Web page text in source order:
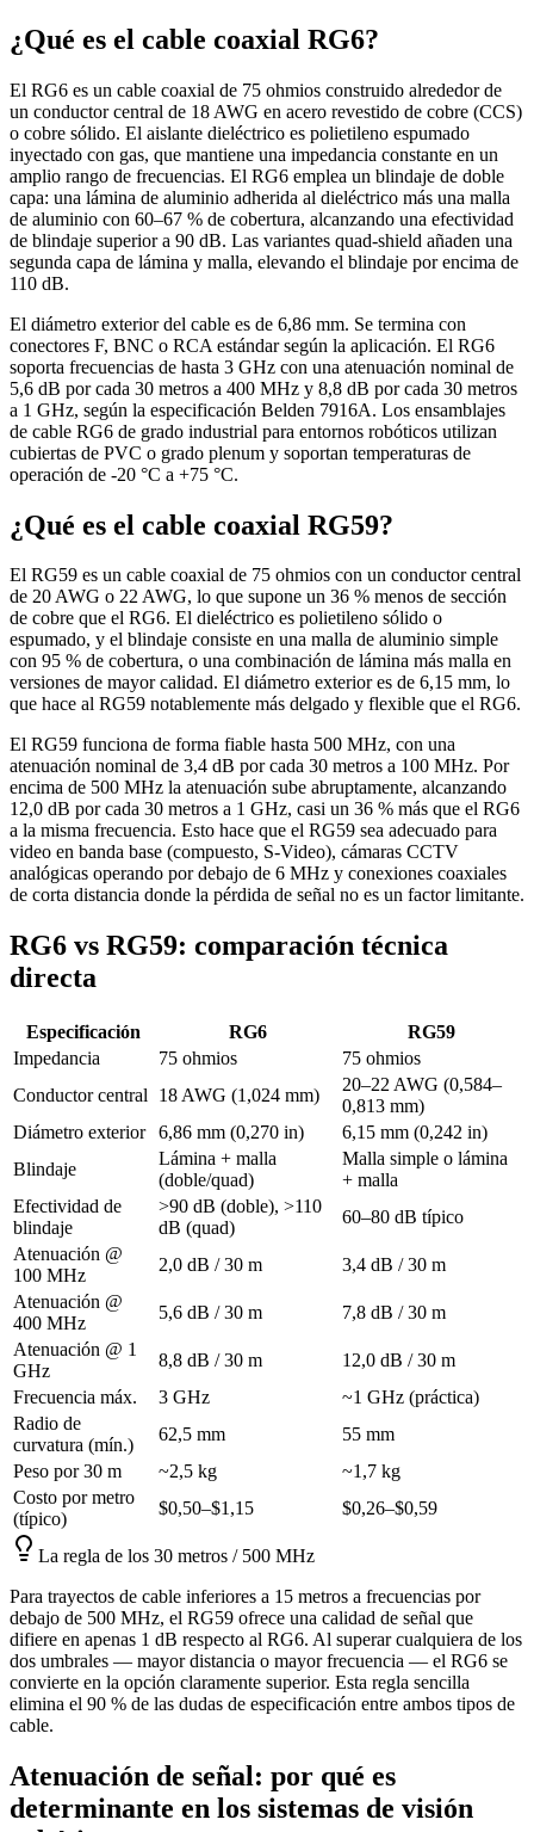
¿Qué es el cable coaxial RG6?
El RG6 es un cable coaxial de 75 ohmios construido alrededor de
un conductor central de 18 AWG en acero revestido de cobre (CCS)
o cobre sólido. El aislante dieléctrico es polietileno espumado
inyectado con gas, que mantiene una impedancia constante en un
amplio rango de frecuencias. El RG6 emplea un blindaje de doble
capa: una lámina de aluminio adherida al dieléctrico más una malla
de aluminio con 60–67 % de cobertura, alcanzando una efectividad
de blindaje superior a 90 dB. Las variantes quad-shield añaden una
segunda capa de lámina y malla, elevando el blindaje por encima de
110 dB.
El diámetro exterior del cable es de 6,86 mm. Se termina con
conectores F, BNC o RCA estándar según la aplicación. El RG6
soporta frecuencias de hasta 3 GHz con una atenuación nominal de
5,6 dB por cada 30 metros a 400 MHz y 8,8 dB por cada 30 metros
a 1 GHz, según la especificación Belden 7916A. Los ensamblajes
de cable RG6 de grado industrial para entornos robóticos utilizan
cubiertas de PVC o grado plenum y soportan temperaturas de
operación de -20 °C a +75 °C.
¿Qué es el cable coaxial RG59?
El RG59 es un cable coaxial de 75 ohmios con un conductor central
de 20 AWG o 22 AWG, lo que supone un 36 % menos de sección
de cobre que el RG6. El dieléctrico es polietileno sólido o
espumado, y el blindaje consiste en una malla de aluminio simple
con 95 % de cobertura, o una combinación de lámina más malla en
versiones de mayor calidad. El diámetro exterior es de 6,15 mm, lo
que hace al RG59 notablemente más delgado y flexible que el RG6.
El RG59 funciona de forma fiable hasta 500 MHz, con una
atenuación nominal de 3,4 dB por cada 30 metros a 100 MHz. Por
encima de 500 MHz la atenuación sube abruptamente, alcanzando
12,0 dB por cada 30 metros a 1 GHz, casi un 36 % más que el RG6
a la misma frecuencia. Esto hace que el RG59 sea adecuado para
video en banda base (compuesto, S-Video), cámaras CCTV
analógicas operando por debajo de 6 MHz y conexiones coaxiales
de corta distancia donde la pérdida de señal no es un factor limitante.
RG6 vs RG59: comparación técnica
directa
Especificación RG6
RG59
Impedancia
75 ohmios
75 ohmios
Conductor central
18 AWG (1,024 mm)
20–22 AWG (0,584–
0,813 mm)
Diámetro exterior
6,86 mm (0,270 in)
6,15 mm (0,242 in)
Blindaje
Lámina + malla
(doble/quad)
Malla simple o lámina
+ malla
Efectividad de
blindaje
>90 dB (doble), >110
dB (quad)
60–80 dB típico
Atenuación @
100 MHz
2,0 dB / 30 m
3,4 dB / 30 m
Atenuación @
400 MHz
5,6 dB / 30 m
7,8 dB / 30 m
Atenuación @ 1
GHz
8,8 dB / 30 m
12,0 dB / 30 m
Frecuencia máx.
3 GHz
~1 GHz (práctica)
Radio de
curvatura (mín.)
62,5 mm
55 mm
Peso por 30 m
~2,5 kg
~1,7 kg
Costo por metro
(típico)
$0,50–$1,15 $0,26–$0,59
La regla de los 30 metros / 500 MHz
Para trayectos de cable inferiores a 15 metros a frecuencias por
debajo de 500 MHz, el RG59 ofrece una calidad de señal que
difiere en apenas 1 dB respecto al RG6. Al superar cualquiera de los
dos umbrales — mayor distancia o mayor frecuencia — el RG6 se
convierte en la opción claramente superior. Esta regla sencilla
elimina el 90 % de las dudas de especificación entre ambos tipos de
cable.
Atenuación de señal: por qué es
determinante en los sistemas de visión